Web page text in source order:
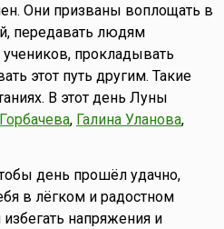
Они призваны воплощать в
передавать людям
прокладывать
этот путь другим. Такие
В этот день Луны
, Галина Уланова,
день прошёл удачно,
в лёгком и радостном
избегать напряжения и